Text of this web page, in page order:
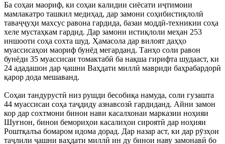
Ба соҳаи маориф, ки соҳаи калидии сиёсати иҷтимоии
мамлакатро ташкил медиҳад, дар замони соҳибистиқлолӣ
таваҷҷуҳи махсус равона гардида, базаи моддӣ-техникии соҳа
хеле мустаҳкам гардид. Дар замони истиқлоли меҳан 253
иншооти соҳа сохта шуд. Ҳамасола дар вилоят даҳҳо
муассисаҳои маориф бунёд мегарданд. Танҳо соли равон
бунёди 35 муассисаи томактабӣ ба нақша гирифта шудааст, ки
24 ададашон дар ҷашни Ваҳдати миллӣ мавриди баҳрабардорӣ
қарор дода мешаванд.
Соҳаи тандурустӣ низ рушди бесобиқа намуда, соли гузашта
44 муассисаи соҳа таҷдиду азнавсозӣ гардиданд. Айни замон
кор дар сохтмони бинои нави касалхонаи марказии ноҳияи
Шуғнон, бинои бемориҳои касалиҳои сироятӣ дар ноҳияи
Роштқалъа бомаром идома дорад. Дар назар аст, ки дар рӯзҳои
таҷлили ҷашни ваҳдати миллӣ ин ду бинои наву замонавӣ бо